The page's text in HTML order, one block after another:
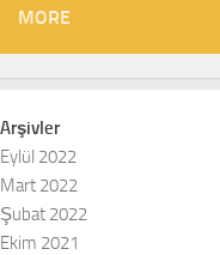
MORE
Arşivler
Eylül 2022
Mart 2022
Şubat 2022
Ekim 2021